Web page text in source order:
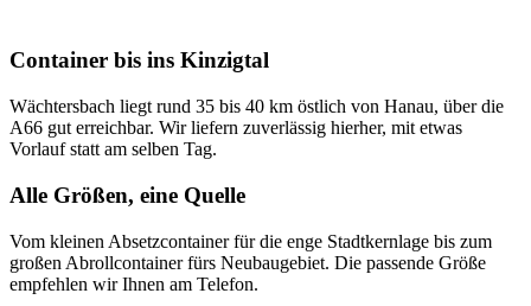
Container bis ins Kinzigtal
Wächtersbach liegt rund 35 bis 40 km östlich von Hanau, über die
A66 gut erreichbar. Wir liefern zuverlässig hierher, mit etwas
Vorlauf statt am selben Tag.
Alle Größen, eine Quelle
Vom kleinen Absetzcontainer für die enge Stadtkernlage bis zum
großen Abrollcontainer fürs Neubaugebiet. Die passende Größe
empfehlen wir Ihnen am Telefon.